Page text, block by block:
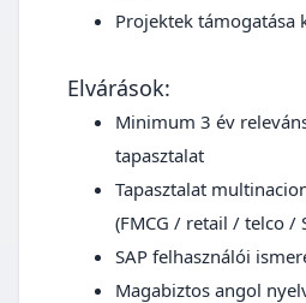
Projektek
Elvárások:
Minimum 3 év
tapasztalat
Tapasztalat
(FMCG / retail / telco /
SAP felhasználói
Magabiztos angol